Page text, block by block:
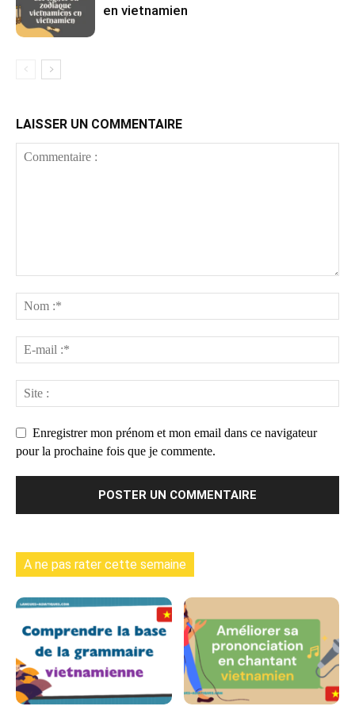
en vietnamien
LAISSER UN COMMENTAIRE
Enregistrer mon prénom et mon email dans ce navigateur
pour la prochaine fois que je commente.
A ne pas rater cette semaine